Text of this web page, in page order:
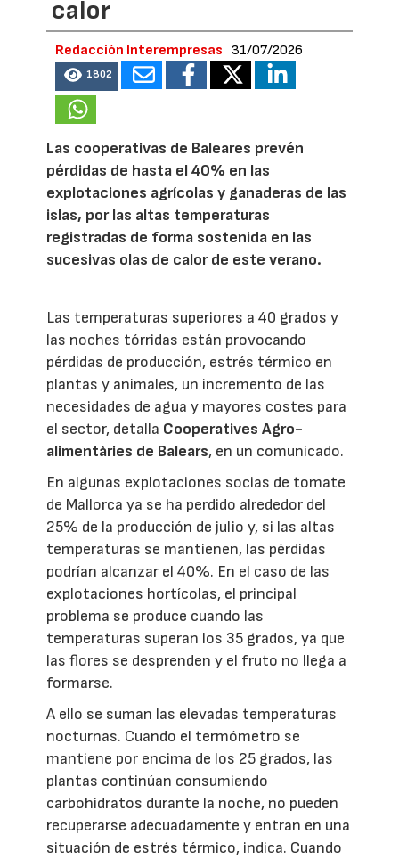
calor
Redacción Interempresas 31/07/2026
1802
Las cooperativas de Baleares prevén
pérdidas de hasta el 40% en las
explotaciones agrícolas y ganaderas de las
islas, por las altas temperaturas
registradas de forma sostenida en las
sucesivas olas de calor de este verano.
Las temperaturas superiores a 40 grados y
las noches tórridas están provocando
pérdidas de producción, estrés térmico en
plantas y animales, un incremento de las
necesidades de agua y mayores costes para
el sector, detalla Cooperatives Agro-
alimentàries de Balears, en un comunicado.
En algunas explotaciones socias de tomate
de Mallorca ya se ha perdido alrededor del
25% de la producción de julio y, si las altas
temperaturas se mantienen, las pérdidas
podrían alcanzar el 40%. En el caso de las
explotaciones hortícolas, el principal
problema se produce cuando las
temperaturas superan los 35 grados, ya que
las flores se desprenden y el fruto no llega a
formarse.
A ello se suman las elevadas temperaturas
nocturnas. Cuando el termómetro se
mantiene por encima de los 25 grados, las
plantas continúan consumiendo
carbohidratos durante la noche, no pueden
recuperarse adecuadamente y entran en una
situación de estrés térmico, indica. Cuando